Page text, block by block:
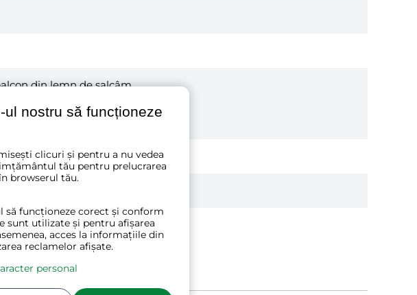
din lemn de salcâm
nostru să funcționeze
clicuri și pentru a nu vedea
tău pentru prelucrarea
browserul tău.
funcționeze corect și conform
sunt utilizate și pentru afișarea
acces la informațiile din
reclamelor afișate.
personal